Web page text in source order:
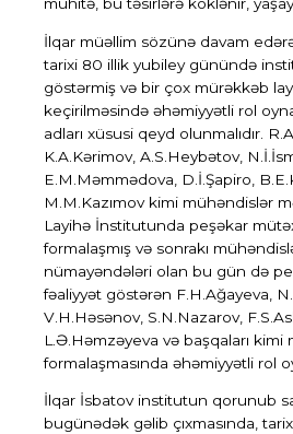
İlqar müəllim sözünə davam
tarixi 80 illik yubiley günündə
göstərmiş və bir çox mürəkkəb
keçirilməsində əhəmiyyətli rol
adları xüsusi qeyd olunmalıdır.
K.A.Kərimov, A.S.Heybətov,
E.M.Məmmədova, D.İ.Şapiro,
M.M.Kazımov kimi mühəndislər
Layihə İnstitutunda peşəkar
formalaşmış və sonrakı
nümayəndələri olan bu gün də
fəaliyyət göstərən F.H.Ağayeva,
V.H.Həsənov, S.N.Nazarov,
L.Ə.Həmzəyeva və başqaları kimi
formalaşmasında əhəmiyyətli rol
İlqar İsbatov institutun qorunub
bugünədək gəlib çıxmasında,